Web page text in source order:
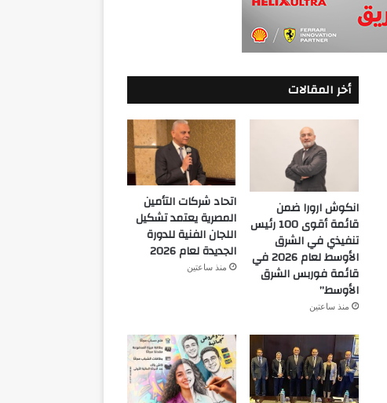
أخر المقالات
انكوش ارورا ضمن
قائمة أقوى 100 رئيس
تنفيذي في الشرق
الأوسط لعام 2026 في
قائمة فوربس الشرق
الأوسط”
منذ ساعتين
اتحاد شركات التأمين
المصرية يعتمد تشكيل
اللجان الفنية للدورة
الجديدة لعام 2026
منذ ساعتين